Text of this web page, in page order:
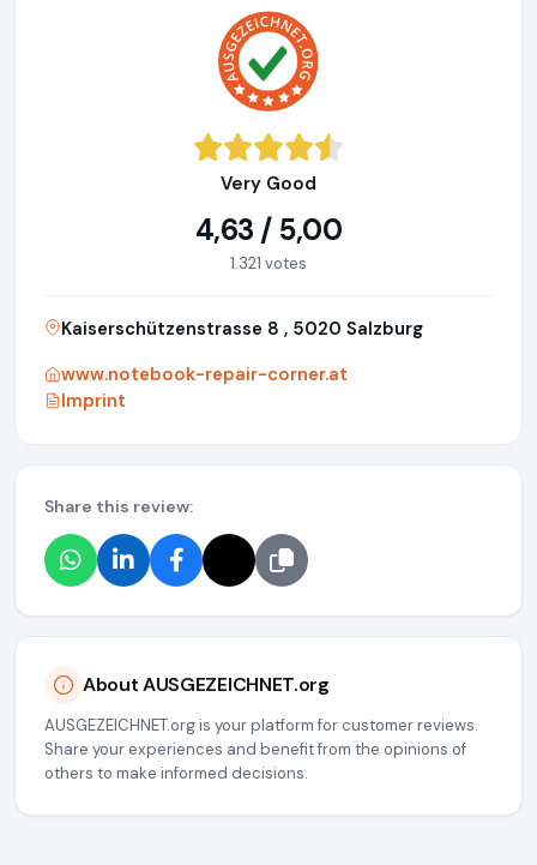
Very Good
4,63 / 5,00
1.321 votes
Kaiserschützenstrasse 8 , 5020 Salzburg
www.notebook-repair-corner.at
Imprint
Share this review:
About AUSGEZEICHNET.org
AUSGEZEICHNET.org is your platform for customer reviews.
Share your experiences and benefit from the opinions of
others to make informed decisions.